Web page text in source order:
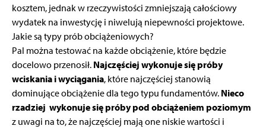
kosztem, jednak w rzeczywistości zmniejszają całościowy
wydatek na inwestycję i niwelują niepewności projektowe.
Jakie są typy prób obciążeniowych?
Pal można testować na każde obciążenie, które będzie
docelowo przenosił. Najczęściej wykonuje się próby
wciskania i wyciągania, które najczęściej stanowią
dominujące obciążenie dla tego typu fundamentów. Nieco
rzadziej wykonuje się próby pod obciążeniem poziomym
z uwagi na to, że najczęściej mają one niskie wartości i